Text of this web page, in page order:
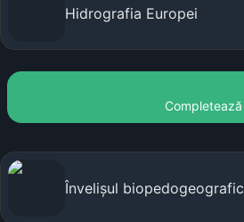
Hidrografia Europei
Completează
Învelișul biopedogeografic